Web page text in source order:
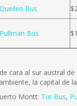
Queilen Bus
Pullman Bus
cara al sur austral
la capital de la
Montt: Tur Bus,